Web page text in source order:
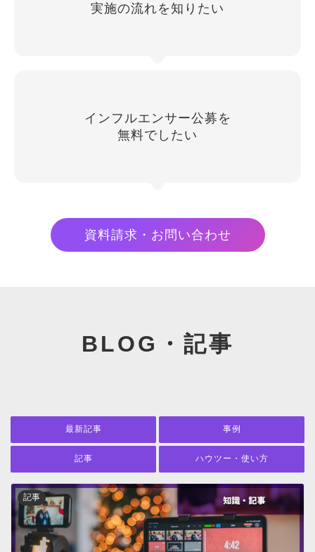
実施の流れを知りたい
インフルエンサー公募を
無料でしたい
資料請求・お問い合わせ
BLOG・記事
最新記事 事例
記事 ハウツー・使い方
記事